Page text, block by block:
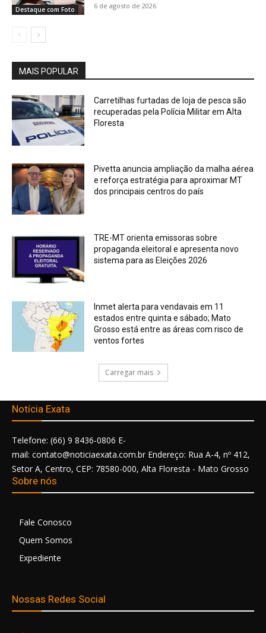
Destaque com Foto 6 de agosto de 2026
MAIS POPULAR
Carretilhas furtadas de loja de pesca são
recuperadas pela Polícia Militar em Alta
Floresta
Pivetta anuncia ampliação da malha aérea
e reforça estratégia para aproximar MT
dos principais centros do país
TRE-MT orienta emissoras sobre
propaganda eleitoral e apresenta novo
sistema para as Eleições 2026
Inmet alerta para vendavais em 11
estados entre quinta e sábado; Mato
Grosso está entre as áreas com risco de
ventos fortes
Carregar mais
Notícia Exata
Telefone: (66) 9 8436-0806 E-
mail: contato@noticiaexata.com.br Endereço: Rua A-4, nº 412,
Setor A, Centro, CEP: 78580-000, Alta Floresta - Mato Grosso
Sobre nós
Fale Conosco
Quem Somos
Expediente
Nossas Redes Social